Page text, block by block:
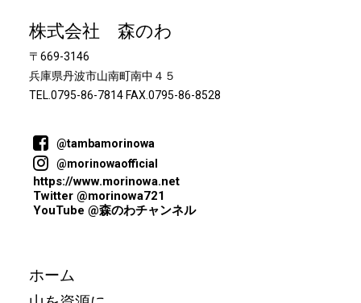
株式会社 森のわ
〒669-3146
兵庫県丹波市山南町南中４５
TEL.0795-86-7814 FAX.0795-86-8528
@tambamorinowa
@morinowaofficial
https://www.morinowa.net
Twitter @morinowa721
YouTube @森のわチャンネル
ホーム